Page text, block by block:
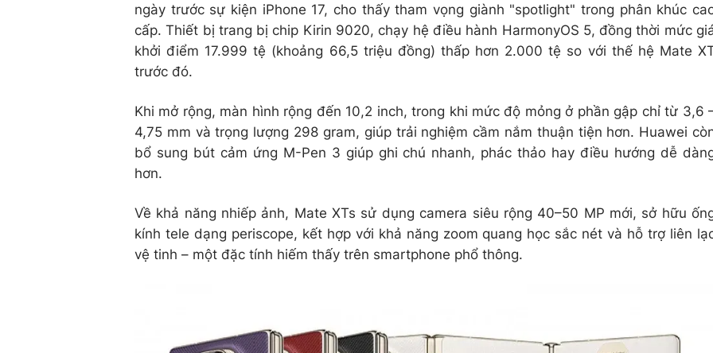
ngày trước sự kiện iPhone 17, cho thấy tham vọng giành "spotlight" trong phân khúc
cấp. Thiết bị trang bị chip Kirin 9020, chạy hệ điều hành HarmonyOS 5, đồng thời mức
khởi điểm 17.999 tệ (khoảng 66,5 triệu đồng) thấp hơn 2.000 tệ so với thế hệ Mate
trước đó.
Khi mở rộng, màn hình rộng đến 10,2 inch, trong khi mức độ mỏng ở phần gập chỉ từ 3,6
4,75 mm và trọng lượng 298 gram, giúp trải nghiệm cầm nắm thuận tiện hơn. Huawei
bổ sung bút cảm ứng M-Pen 3 giúp ghi chú nhanh, phác thảo hay điều hướng dễ
hơn.
Về khả năng nhiếp ảnh, Mate XTs sử dụng camera siêu rộng 40–50 MP mới, sở hữu
kính tele dạng periscope, kết hợp với khả năng zoom quang học sắc nét và hỗ trợ liên
vệ tinh – một đặc tính hiếm thấy trên smartphone phổ thông.